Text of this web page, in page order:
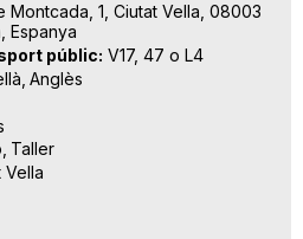
Montcada, 1, Ciutat Vella, 08003
Espanya
públic V17, 47 o L4
Anglès
Taller
Vella